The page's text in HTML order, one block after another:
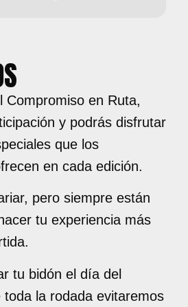
Compromiso en Ruta,
y podrás disfrutar
que los
en cada edición.
pero siempre están
tu experiencia más
tu bidón el día del
la rodada evitaremos